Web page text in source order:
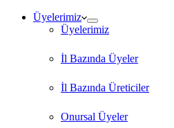
Üyelerimiz
Üyelerimiz
İl Bazında Üyeler
İl Bazında Üreticiler
Onursal Üyeler